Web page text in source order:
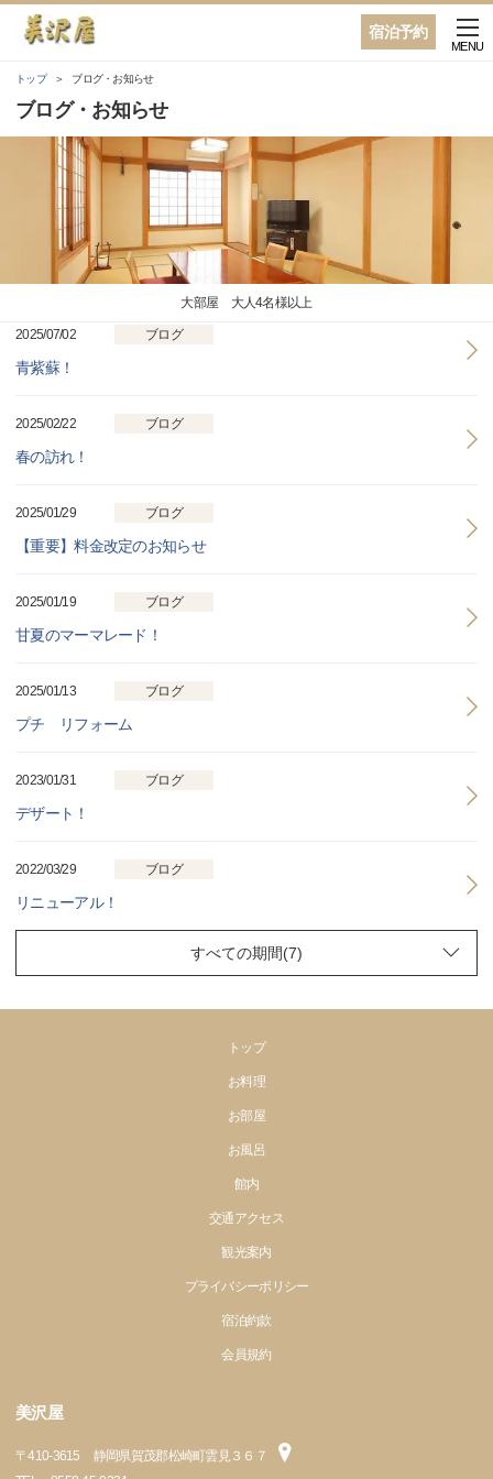
宿泊予約
MENU
トップ ブログ・お知らせ
ブログ・お知らせ
大部屋 大人4名様以上
2025/07/02 ブログ
青紫蘇！
2025/02/22 ブログ
春の訪れ！
2025/01/29 ブログ
【重要】料金改定のお知らせ
2025/01/19 ブログ
甘夏のマーマレード！
2025/01/13 ブログ
プチ リフォーム
2023/01/31 ブログ
デザート！
2022/03/29 ブログ
リニューアル！
トップ
お料理
お部屋
お風呂
館内
交通アクセス
観光案内
プライバシーポリシー
宿泊約款
会員規約
美沢屋
〒410-3615
静岡県賀茂郡松崎町雲見３６７